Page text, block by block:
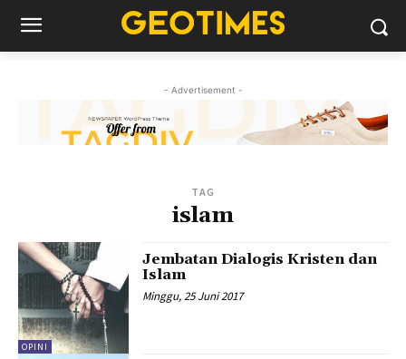
- Advertisement -
TAG
islam
OPINI
Jembatan Dialogis Kristen dan
Islam
Minggu, 25 Juni 2017